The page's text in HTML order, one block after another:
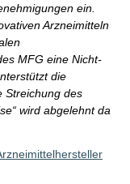
ein.
Arzneimitteln
MFG eine Nicht-
die
Streichung des
wird abgelehnt da